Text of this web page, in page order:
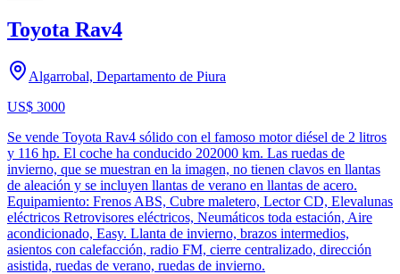
Toyota Rav4
Algarrobal, Departamento de Piura
US$ 3000
Se vende Toyota Rav4 sólido con el famoso motor diésel de 2 litros
y 116 hp. El coche ha conducido 202000 km. Las ruedas de
invierno, que se muestran en la imagen, no tienen clavos en llantas
de aleación y se incluyen llantas de verano en llantas de acero.
Equipamiento: Frenos ABS, Cubre maletero, Lector CD, Elevalunas
eléctricos Retrovisores eléctricos, Neumáticos toda estación, Aire
acondicionado, Easy. Llanta de invierno, brazos intermedios,
asientos con calefacción, radio FM, cierre centralizado, dirección
asistida, ruedas de verano, ruedas de invierno.